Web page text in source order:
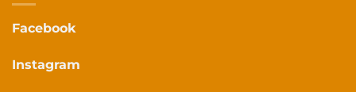
Facebook
Instagram